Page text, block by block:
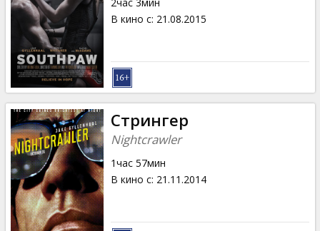
В кино с: 21.08.2015
Стрингер
Nightcrawler
1час 57мин
В кино с: 21.11.2014